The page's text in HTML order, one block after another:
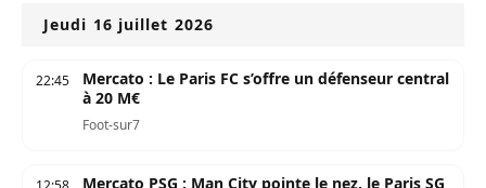
Jeudi 16 juillet 2026
22:45
Mercato : Le Paris FC s’offre un défenseur central
à 20 M€
Foot-sur7
Mercato PSG : Man City pointe le nez, le Paris SG